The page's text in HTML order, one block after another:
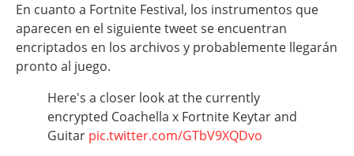
En cuanto a Fortnite Festival, los instrumentos que
aparecen en el siguiente tweet se encuentran
encriptados en los archivos y probablemente llegarán
pronto al juego.
Here's a closer look at the currently
encrypted Coachella x Fortnite Keytar and
Guitar pic.twitter.com/GTbV9XQDvo